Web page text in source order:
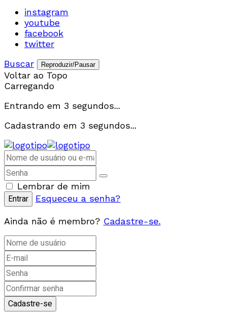
instagram
youtube
facebook
twitter
Buscar
Reproduzir/Pausar
Voltar ao Topo
Carregando
Entrando em 3 segundos...
Cadastrando em 3 segundos...
Lembrar de mim
Esqueceu a senha?
Ainda não é membro? Cadastre-se.